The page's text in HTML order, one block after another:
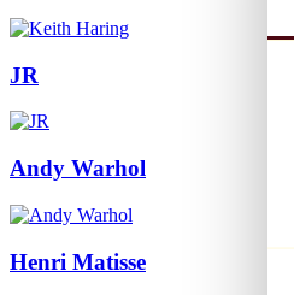
JR
Andy Warhol
Henri Matisse